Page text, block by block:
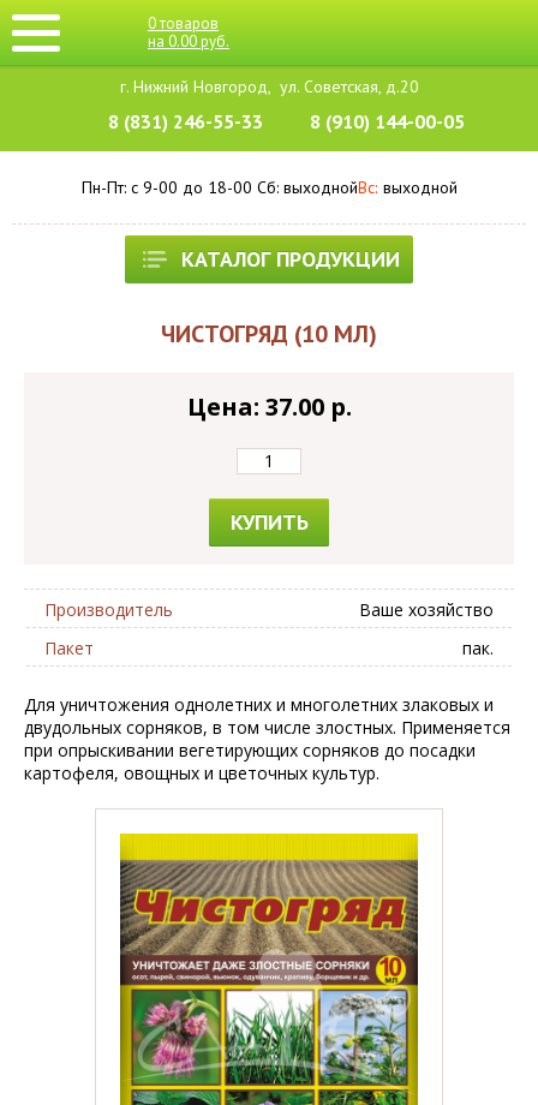
0товаров
на 0.00руб.
г. Нижний Новгород, ул. Советская, д.20
8 (831) 246-55-33 8 (910) 144-00-05
Пн-Пт: с 9-00 до 18-00 Cб: выходнойВс: выходной
КАТАЛОГ ПРОДУКЦИИ
ЧИСТОГРЯД (10 МЛ)
Цена: 37.00 p.
КУПИТЬ
Производитель
Ваше хозяйство
Пакет
пак.
Для уничтожения однолетних и многолетних злаковых и
двудольных сорняков, в том числе злостных. Применяется
при опрыскивании вегетирующих сорняков до посадки
картофеля, овощных и цветочных культур.